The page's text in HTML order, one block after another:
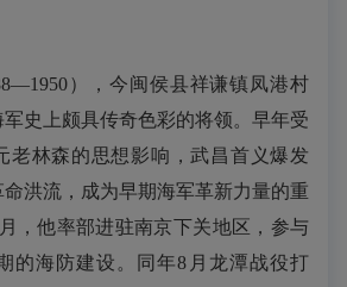
），今闽侯县祥谦镇凤港村
军史上颇具传奇色彩的将领。早年受
老林森的思想影响，武昌首义爆发
洪流，成为早期海军革新力量的重
，他率部进驻南京下关地区，参与
的海防建设。同年8月龙潭战役打